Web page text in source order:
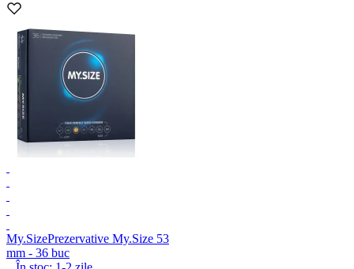
My.SizePrezervative My.Size 53
mm - 36 buc